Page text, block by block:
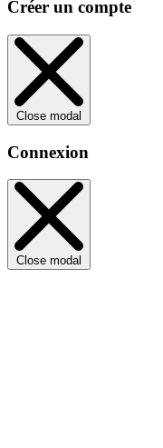
Créer un compte
Close modal
Connexion
Close modal